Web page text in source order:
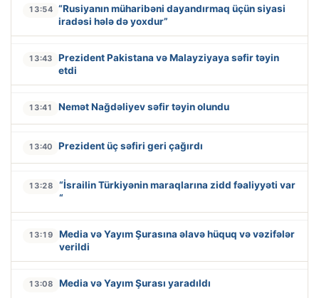
13:54 “Rusiyanın müharibəni dayandırmaq üçün siyasi
iradəsi hələ də yoxdur”
13:43
Prezident Pakistana və Malayziyaya səfir təyin
etdi
13:41 Nemət Nağdəliyev səfir təyin olundu
13:40 Prezident üç səfiri geri çağırdı
13:28
“İsrailin Türkiyənin maraqlarına zidd fəaliyyəti var
“
13:19
Media və Yayım Şurasına əlavə hüquq və vəzifələr
verildi
13:08 Media və Yayım Şurası yaradıldı